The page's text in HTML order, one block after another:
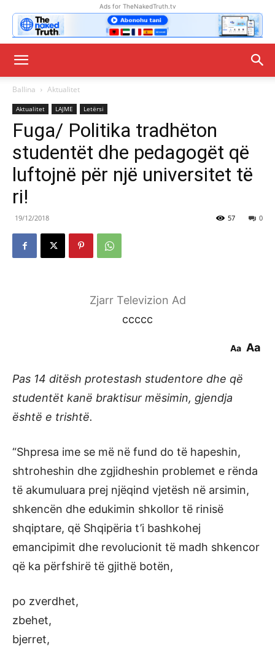
Ads for TheNakedTruth.tv
Ballina Aktualitet
Aktualitet LAJME Letërsi
Fuga/ Politika tradhëton
studentët dhe pedagogët që
luftojnë për një universitet të
ri!
19/12/2018 0
57
Zjarr Televizion Ad
ccccc
Aa Aa
Pas 14 ditësh protestash studentore dhe që
studentët kanë braktisur mësimin, gjendja
është e trishtë.
“Shpresa ime se më në fund do të hapeshin,
shtroheshin dhe zgjidheshin problemet e rënda
të akumuluara prej njëqind vjetësh në arsimin,
shkencën dhe edukimin shkollor të rinisë
shqiptare, që Shqipëria t’i bashkohej
emancipimit dhe revolucionit të madh shkencor
që ka përfshirë të gjithë botën,
po zverdhet,
zbehet,
bjerret,